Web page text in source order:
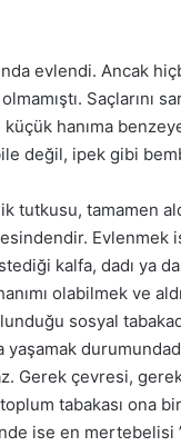
evlendi. Ancak
Saçlarını
küçük hanıma
değil, ipek gibi
tutkusu, tamamen
Evlenmek
kalfa, dadı ya da
olabilmek ve
sosyal
yaşamak
Gerek çevresi,
tabakası ona
ise en mertebelisi